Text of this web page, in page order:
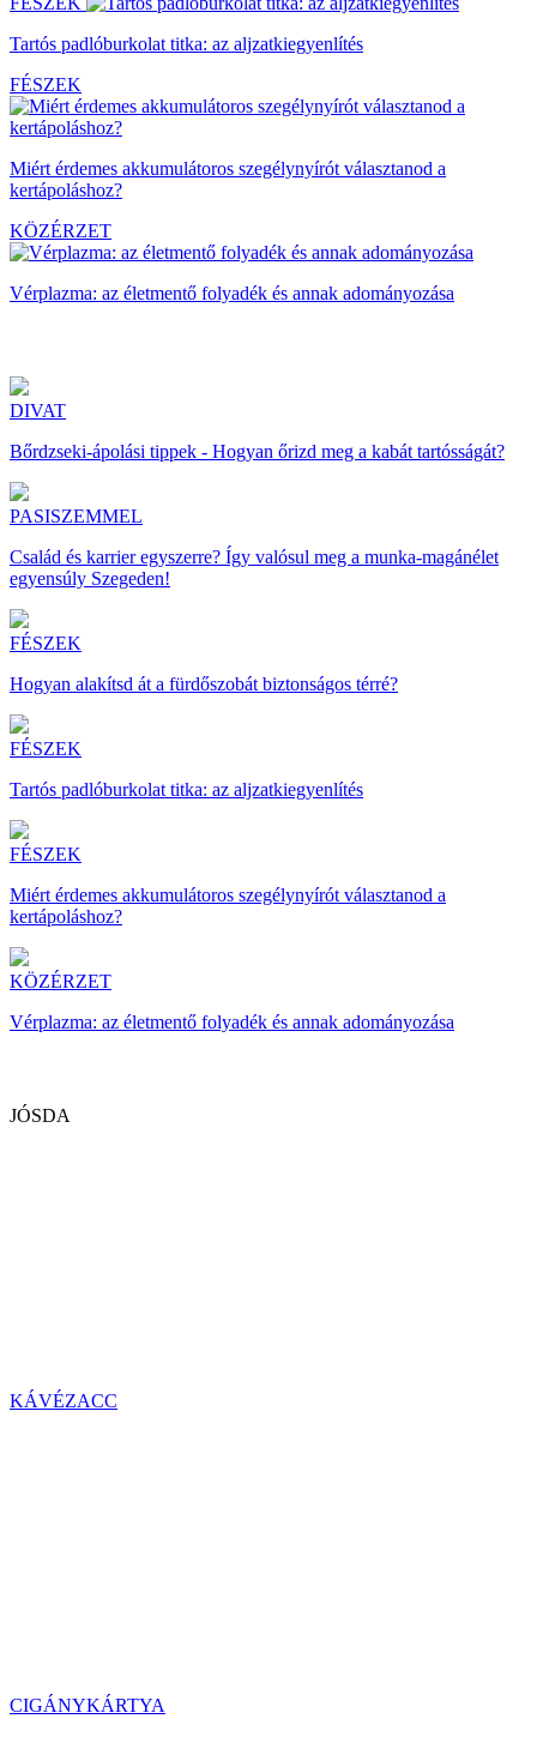
Tartós padlóburkolat titka: az aljzatkiegyenlítés
FÉSZEK
Miért érdemes akkumulátoros szegélynyírót választanod a
kertápoláshoz?
KÖZÉRZET
Vérplazma: az életmentő folyadék és annak adományozása
DIVAT
Bőrdzseki-ápolási tippek - Hogyan őrizd meg a kabát tartósságát?
PASISZEMMEL
Család és karrier egyszerre? Így valósul meg a munka-magánélet
egyensúly Szegeden!
FÉSZEK
Hogyan alakítsd át a fürdőszobát biztonságos térré?
FÉSZEK
Tartós padlóburkolat titka: az aljzatkiegyenlítés
FÉSZEK
Miért érdemes akkumulátoros szegélynyírót választanod a
kertápoláshoz?
KÖZÉRZET
Vérplazma: az életmentő folyadék és annak adományozása
JÓSDA
KÁVÉZACC
CIGÁNYKÁRTYA